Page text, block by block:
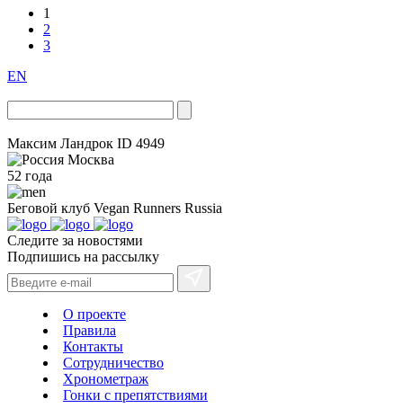
1
2
3
EN
Максим Ландрок ID 4949
Москва
52 года
Беговой клуб Vegan Runners Russia
Следите за новостями
Подпишись на рассылку
О проекте
Правила
Контакты
Сотрудничество
Хронометраж
Гонки с препятствиями